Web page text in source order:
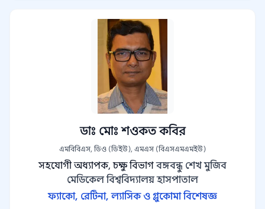
ডাঃ মোঃ শওকত কবির
এমবিবিএস, ডিও (ডিইউ), এমএস (বিএসএমএমইউ)
সহযোগী অধ্যাপক, চক্ষু বিভাগ বঙ্গবন্ধু শেখ মুজিব
মেডিকেল বিশ্ববিদ্যালয় হাসপাতাল
ফ্যাকো, রেটিনা, ল্যাসিক ও গ্লুকোমা বিশেষজ্ঞ